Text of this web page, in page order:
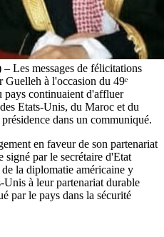
Les messages de félicitations
Guelleh à l'occasion du 49ᵉ
pays continuaient d'affluer
Etats-Unis, du Maroc et du
dans un communiqué.
en faveur de son partenariat
par le secrétaire d'Etat
la diplomatie américaine y
Unis à leur partenariat durable
par le pays dans la sécurité